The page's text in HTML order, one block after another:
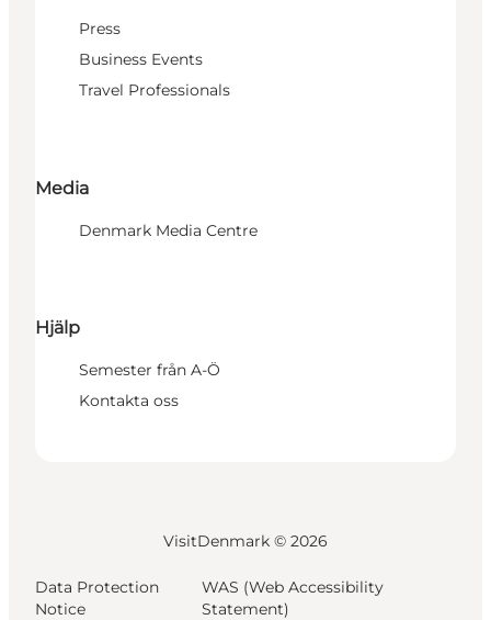
Press
Business Events
Travel Professionals
Media
Denmark Media Centre
Hjälp
Semester från A-Ö
Kontakta oss
VisitDenmark © 2026
Data Protection
Notice
WAS (Web Accessibility
Statement)